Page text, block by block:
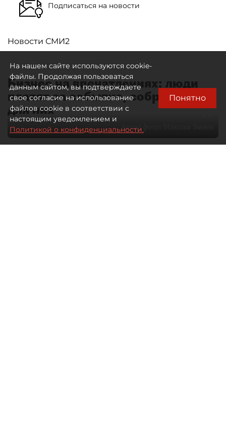
Подписаться на новости
Новости СМИ2
Бизнес на впечатлениях: люди
платят за событие, собранное
для них
Автор фото:
На нашем сайте используются cookie-
файлы. Продолжая пользоваться
данным сайтом, вы подтверждаете
свое согласие на использование
файлов cookie в соответствии с
настоящим уведомлением и
Политикой о конфиденциальности.
Понятно